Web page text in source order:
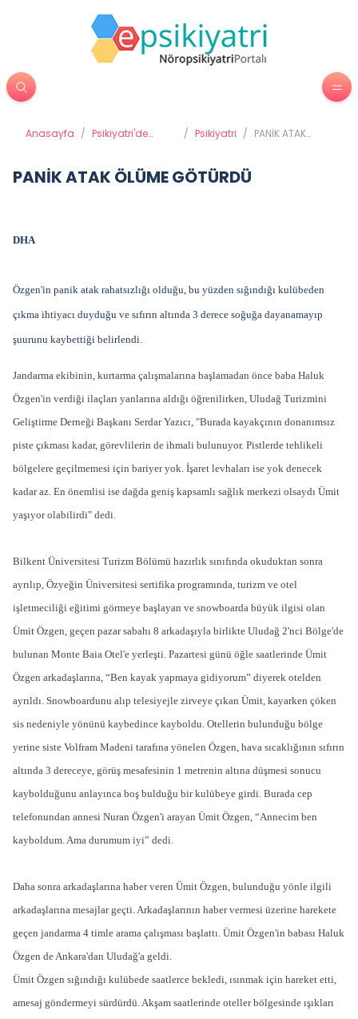
Anasayfa / Psikiyatri'de
/ Psikiyatri / PANİK ATAK
PANİK ATAK ÖLÜME GÖTÜRDÜ
DHA
Özgen'in panik atak rahatsızlığı olduğu, bu yüzden sığındığı kulübeden
çıkma ihtiyacı duyduğu ve sıfırın altında 3 derece soğuğa dayanamayıp
şuurunu kaybettiği belirlendi.
Jandarma ekibinin, kurtarma çalışmalarına başlamadan önce baba Haluk
Özgen'in verdiği ilaçları yanlarına aldığı öğrenilirken, Uludağ Turizmini
Geliştirme Derneği Başkanı Serdar Yazıcı, "Burada kayakçının donanımsız
piste çıkması kadar, görevlilerin de ihmali bulunuyor. Pistlerde tehlikeli
bölgelere geçilmemesi için bariyer yok. İşaret levhaları ise yok denecek
kadar az. En önemlisi ise dağda geniş kapsamlı sağlık merkezi olsaydı Ümit
yaşıyor olabilirdi" dedi.
Bilkent Üniversitesi Turizm Bölümü hazırlık sınıfında okuduktan sonra
ayrılıp, Özyeğin Üniversitesi sertifika programında, turizm ve otel
işletmeciliği eğitimi görmeye başlayan ve snowboarda büyük ilgisi olan
Ümit Özgen, geçen pazar sabahı 8 arkadaşıyla birlikte Uludağ 2'nci Bölge'de
bulunan Monte Baia Otel'e yerleşti. Pazartesi günü öğle saatlerinde Ümit
Özgen arkadaşlarına, “Ben kayak yapmaya gidiyorum” diyerek otelden
ayrıldı. Snowboardunu alıp telesiyejle zirveye çıkan Ümit, kayarken çöken
sis nedeniyle yönünü kaybedince kayboldu. Otellerin bulunduğu bölge
yerine siste Volfram Madeni tarafına yönelen Özgen, hava sıcaklığının sıfırın
altında 3 dereceye, görüş mesafesinin 1 metrenin altına düşmesi sonucu
kaybolduğunu anlayınca boş bulduğu bir kulübeye girdi. Burada cep
telefonundan annesi Nuran Özgen'i arayan Ümit Özgen, “Annecim ben
kayboldum. Ama durumum iyi” dedi.
Daha sonra arkadaşlarına haber veren Ümit Özgen, bulunduğu yönle ilgili
arkadaşlarına mesajlar geçti. Arkadaşlarının haber vermesi üzerine harekete
geçen jandarma 4 timle arama çalışması başlattı. Ümit Özgen'in babası Haluk
Özgen de Ankara'dan Uludağ'a geldi.
Ümit Özgen sığındığı kulübede saatlerce bekledi, ısınmak için hareket etti,
amesaj göndermeyi sürdürdü. Akşam saatlerinde oteller bölgesinde ışıkları